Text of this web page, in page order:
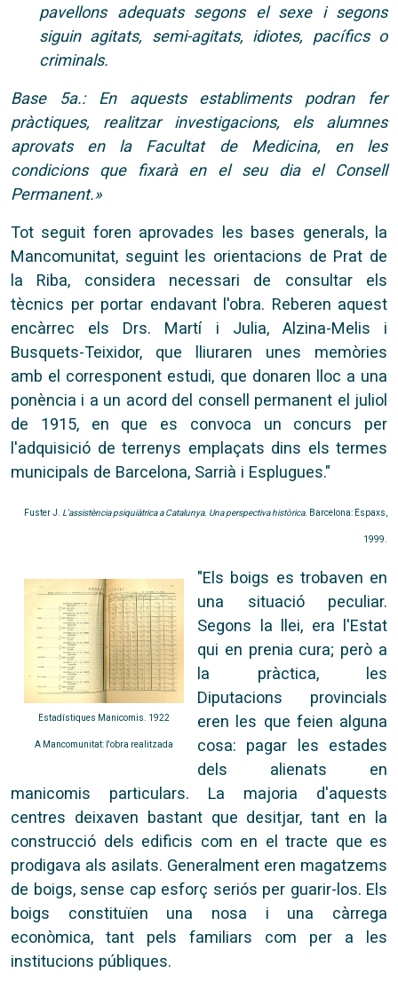
pavellons adequats segons el sexe i segons
siguin agitats, semi-agitats, idiotes, pacífics o
criminals.
Base 5a.: En aquests establiments podran fer
pràctiques, realitzar investigacions, els alumnes
aprovats en la Facultat de Medicina, en les
condicions que fixarà en el seu dia el Consell
Permanent.»
Tot seguit foren aprovades les bases generals, la
Mancomunitat, seguint les orientacions de Prat de
la Riba, considera necessari de consultar els
tècnics per portar endavant l'obra. Reberen aquest
encàrrec els Drs. Martí i Julia, Alzina-Melis i
Busquets-Teixidor, que lliuraren unes memòries
amb el corresponent estudi, que donaren lloc a una
ponència i a un acord del consell permanent el juliol
de 1915, en que es convoca un concurs per
l'adquisició de terrenys emplaçats dins els termes
municipals de Barcelona, Sarrià i Esplugues."
Fuster J. L’assistència psiquiàtrica a Catalunya. Una perspectiva històrica. Barcelona: Espaxs,
1999.
Estadístiques Manicomis. 1922
A Mancomunitat: l'obra realitzada
"Els boigs es trobaven en
una situació peculiar.
Segons la llei, era l'Estat
qui en prenia cura; però a
la pràctica, les
Diputacions provincials
eren les que feien alguna
cosa: pagar les estades
dels alienats en
manicomis particulars. La majoria d'aquests
centres deixaven bastant que desitjar, tant en la
construcció dels edificis com en el tracte que es
prodigava als asilats. Generalment eren magatzems
de boigs, sense cap esforç seriós per guarir-los. Els
boigs constituïen una nosa i una càrrega
econòmica, tant pels familiars com per a les
institucions públiques.